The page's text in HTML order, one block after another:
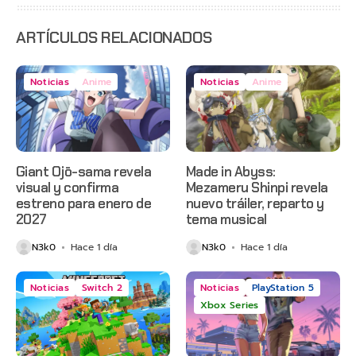
ARTÍCULOS RELACIONADOS
Noticias Anime
Giant Ojō-sama revela
visual y confirma
estreno para enero de
2027
N3k0 Hace 1 día
Noticias Anime
Made in Abyss:
Mezameru Shinpi revela
nuevo tráiler, reparto y
tema musical
N3k0 Hace 1 día
Noticias Switch 2 Noticias
PlayStation 5
Xbox Series